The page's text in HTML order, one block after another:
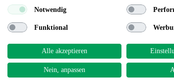
Notwendig
Funktional
Alle akzeptieren
Nein, anpassen